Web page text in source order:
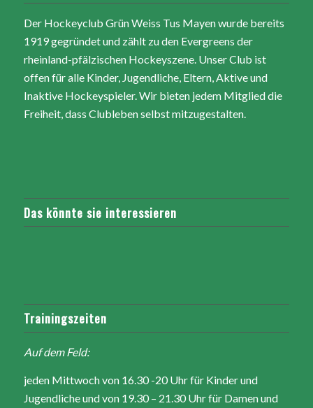
Der Hockeyclub Grün Weiss Tus Mayen wurde bereits
1919 gegründet und zählt zu den Evergreens der
rheinland-pfälzischen Hockeyszene. Unser Club ist
offen für alle Kinder, Jugendliche, Eltern, Aktive und
Inaktive Hockeyspieler. Wir bieten jedem Mitglied die
Freiheit, dass Clubleben selbst mitzugestalten.
Das könnte sie interessieren
Trainingszeiten
Auf dem Feld:
jeden Mittwoch von 16.30 -20 Uhr für Kinder und
Jugendliche und von 19.30 – 21.30 Uhr für Damen und